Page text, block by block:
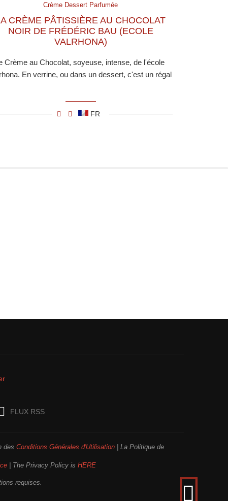
Crème Dessert Parfumée
CRÈME PÂTISSIÈRE AU CHOCOLAT
NOIR DE FRÉDÉRIC BAU (ECOLE
VALRHONA)
Crème au Chocolat, soyeuse, intense, de l'école
En verrine, ou dans un dessert, c'est un régal
FR
FLUX RSS
des Conditions Générales d'Utilisation| La Politique de
| The Privacy Policy is HERE
requises.